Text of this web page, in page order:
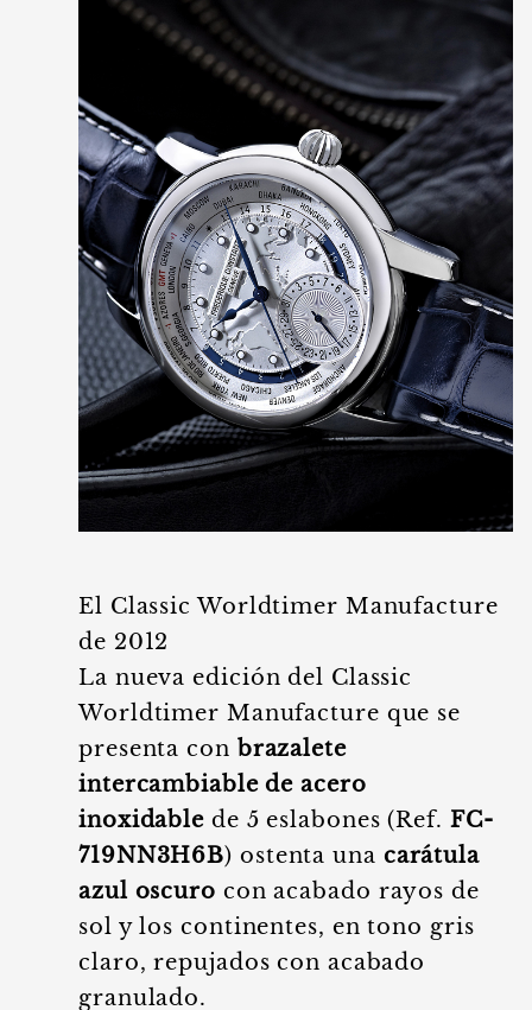
El Classic Worldtimer Manufacture
de 2012
La nueva edición del Classic
Worldtimer Manufacture que se
presenta con brazalete
intercambiable de acero
inoxidable de 5 eslabones (Ref. FC-
719NN3H6B) ostenta una carátula
azul oscuro con acabado rayos de
sol y los continentes, en tono gris
claro, repujados con acabado
granulado.